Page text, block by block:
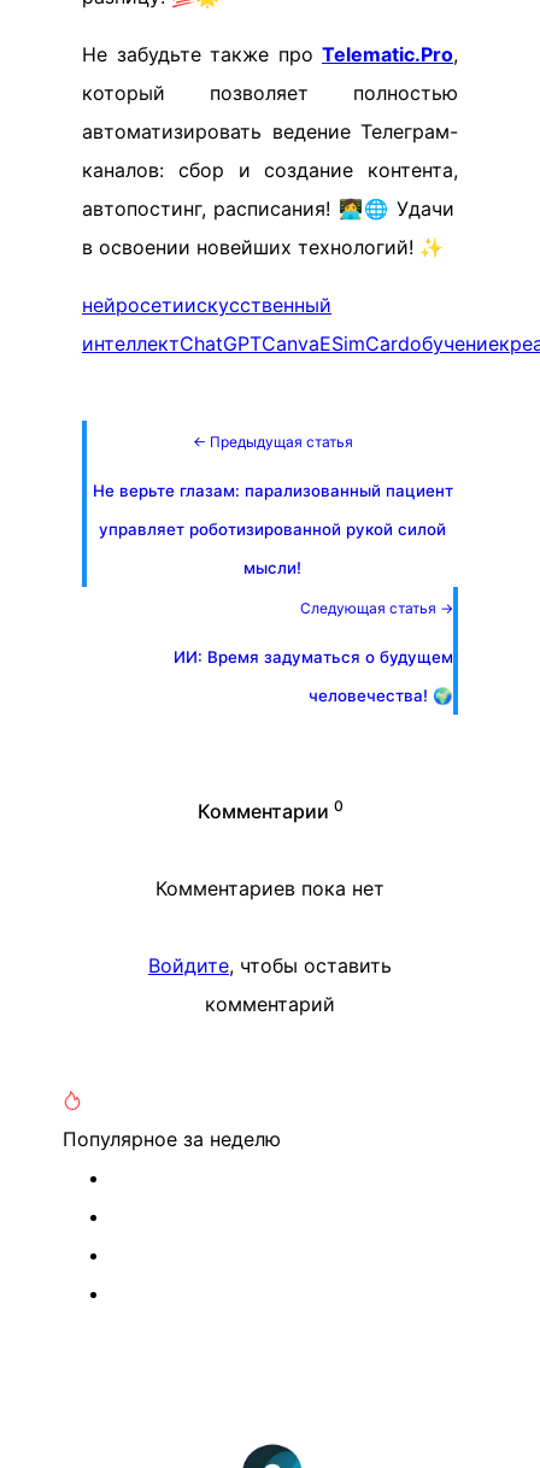
Не забудьте также про Telematic.Pro,
который позволяет полностью
автоматизировать ведение Телеграм-
каналов: сбор и создание контента,
автопостинг, расписания! 👩‍💻🌐 Удачи
в освоении новейших технологий! ✨
нейросетиискусственный
интеллектChatGPTCanvaESimCardобучение
← Предыдущая статья
Не верьте глазам: парализованный пациент
управляет роботизированной рукой силой
мысли!
Следующая статья →
ИИ: Время задуматься о будущем
человечества! 🌍
Комментарии 0
Комментариев пока нет
Войдите, чтобы оставить
комментарий
Популярное за неделю